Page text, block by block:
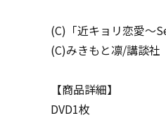
(C)「近キョリ恋愛～
(C)みきもと凛/講談社
【商品詳細】
DVD1枚